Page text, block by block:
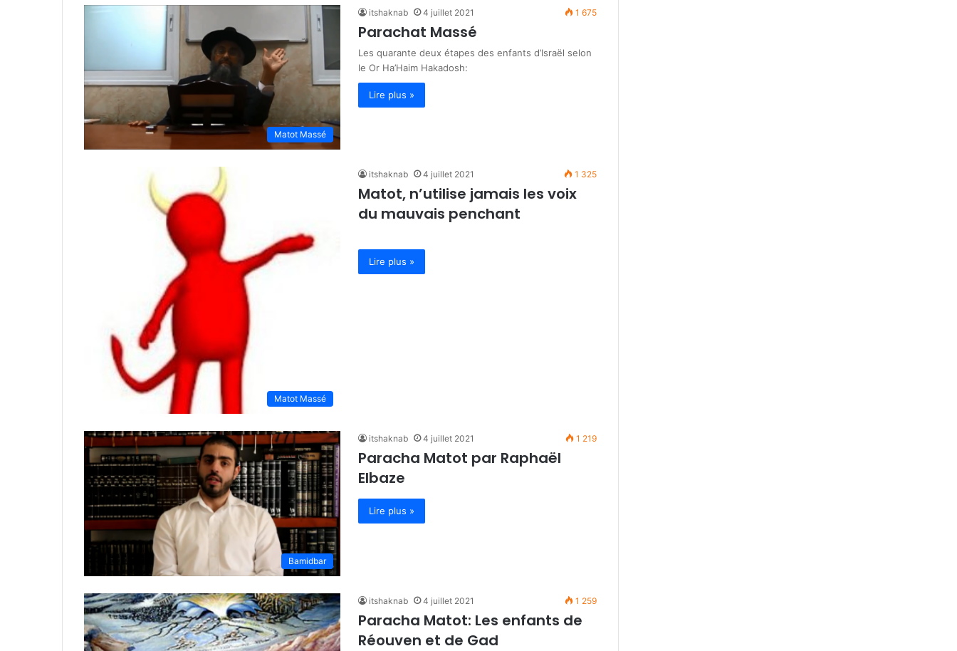
Matot Massé
itshaknab 4 juillet 2021 1 675
Parachat Massé
Les quarante deux étapes des enfants d’Israël selon
le Or Ha’Haim Hakadosh:
Lire plus »
Matot Massé
itshaknab 4 juillet 2021 1 325
Matot, n’utilise jamais les voix
du mauvais penchant
Lire plus »
Bamidbar
itshaknab 4 juillet 2021 1 219
Paracha Matot par Raphaël
Elbaze
Lire plus »
itshaknab 4 juillet 2021 1 259
Paracha Matot: Les enfants de
Réouven et de Gad